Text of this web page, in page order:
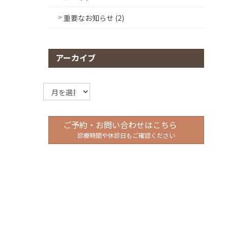
重要なお知らせ (2)
アーカイブ
ア
ー
イ
ご予約・お問い合わせはこちら
診療時間や休診日もご確認ください